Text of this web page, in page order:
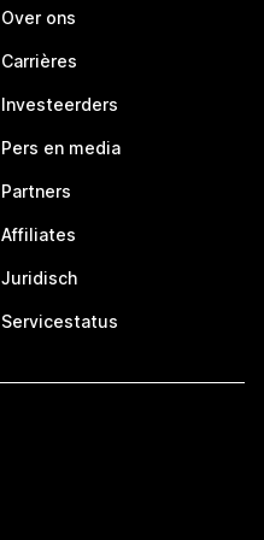
Over ons
Carrières
Investeerders
Pers en media
Partners
Affiliates
Juridisch
Servicestatus